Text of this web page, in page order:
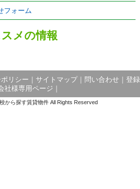
フォーム
メの情報
リシー サイトマップ｜ 問い合わせ
登録
社様専用ページ
から探す賃貸物件 All Rights Reserved